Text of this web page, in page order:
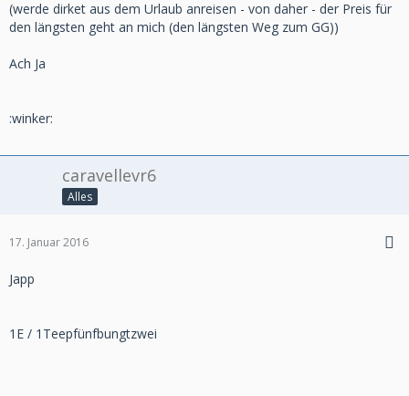
(werde dirket aus dem Urlaub anreisen - von daher - der Preis für
den längsten geht an mich (den längsten Weg zum GG))
Ach Ja
:winker:
caravellevr6
Alles
17. Januar 2016
Japp
1E / 1Teepfünfbungtzwei